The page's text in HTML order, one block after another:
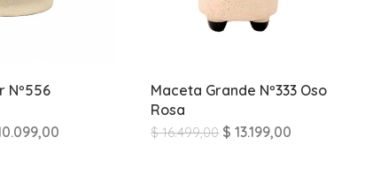
Nº556
Maceta Grande Nº333 Oso
Rosa
$16.499,00 $ 13.199,00